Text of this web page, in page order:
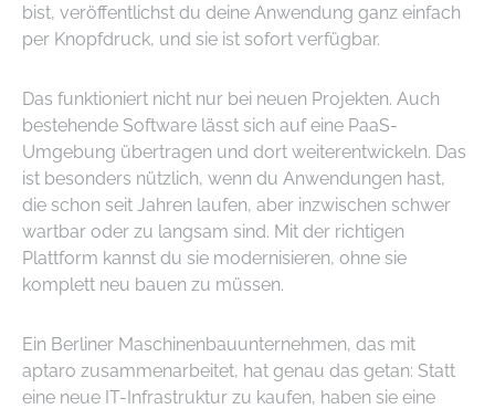
bist, veröffentlichst du deine Anwendung ganz einfach
per Knopfdruck, und sie ist sofort verfügbar.
Das funktioniert nicht nur bei neuen Projekten. Auch
bestehende Software lässt sich auf eine PaaS-
Umgebung übertragen und dort weiterentwickeln. Das
ist besonders nützlich, wenn du Anwendungen hast,
die schon seit Jahren laufen, aber inzwischen schwer
wartbar oder zu langsam sind. Mit der richtigen
Plattform kannst du sie modernisieren, ohne sie
komplett neu bauen zu müssen.
Ein Berliner Maschinenbauunternehmen, das mit
aptaro zusammenarbeitet, hat genau das getan: Statt
eine neue IT-Infrastruktur zu kaufen, haben sie eine